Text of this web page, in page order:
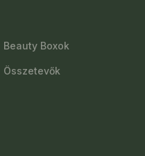
Beauty Boxok
Összetevők